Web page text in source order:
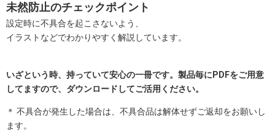
未然防止のチェックポイント
設定時に不具合を起こさないよう、
イラストなどでわかりやすく解説しています。
いざという時、持っていて安心の一冊です。製品毎にPDFをご用意
してますので、ダウンロードしてご活用ください。
＊ 不具合が発生した場合は、不具合品は解体せずご返却をお願いし
ます。